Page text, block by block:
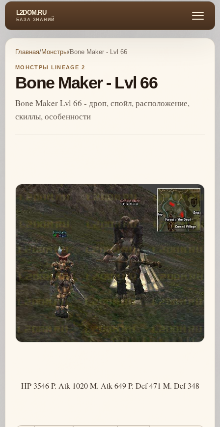
L2DOM.RU
БАЗА ЗНАНИЙ
Главная/Монстры/Bone Maker - Lvl 66
МОНСТРЫ LINEAGE 2
Bone Maker - Lvl 66
Bone Maker Lvl 66 - дроп, спойл, расположение,
скиллы, особенности
HP 3546 P. Atk 1020 M. Atk 649 P. Def 471 M. Def 348